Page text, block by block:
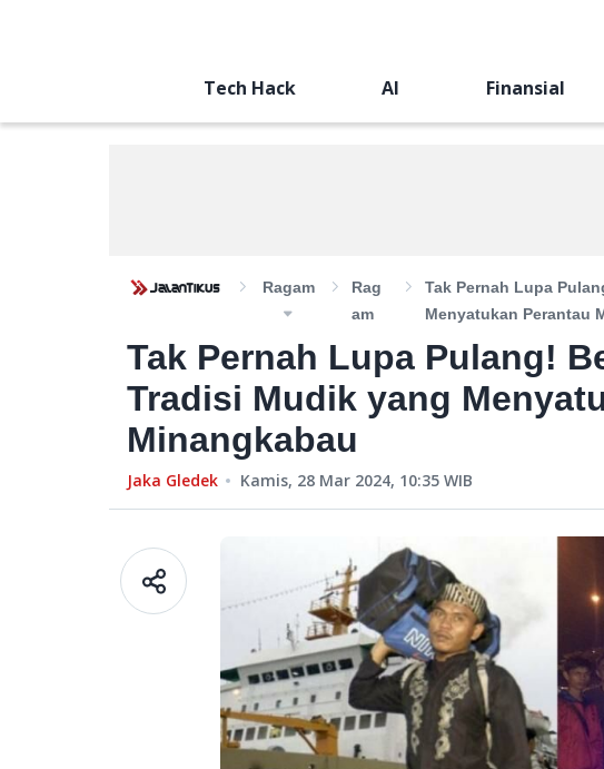
Tech Hack AI Finansial
Ragam
Rag
Am
Tak Pernah Lupa
Menyatukan Perantau
Tak Pernah Lupa Pulang!
Tradisi Mudik yang
Minangkabau
Jaka Gledek Kamis, 28 Mar 2024, 10:35 WIB